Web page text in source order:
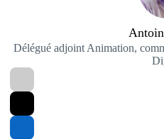
Délégué adjoint Animation,